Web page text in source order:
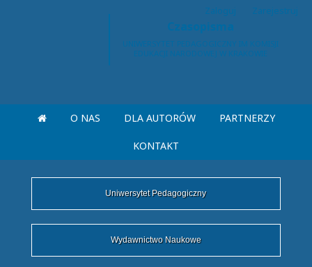
Czasopisma
O NAS DLA AUTORÓW PARTNERZY
KONTAKT
Zaloguj Zarejestruj
Uniwersytet Pedagogiczny
Wydawnictwo Naukowe